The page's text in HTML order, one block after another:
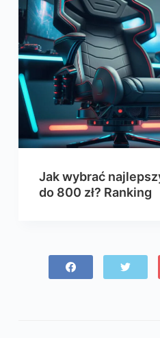
Jak wybrać
do 800 zł? Ranking